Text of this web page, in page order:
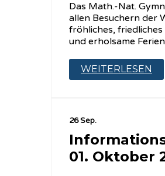
Das Math.-Nat.
allen Besuchern der
fröhliches,
und erholsame
WEITERLESEN
26 Sep.
01. Oktober